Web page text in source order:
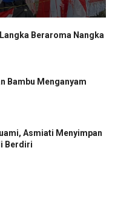
Beraroma Nangka
Bambu Menganyam
Asmiati Menyimpan
Berdiri